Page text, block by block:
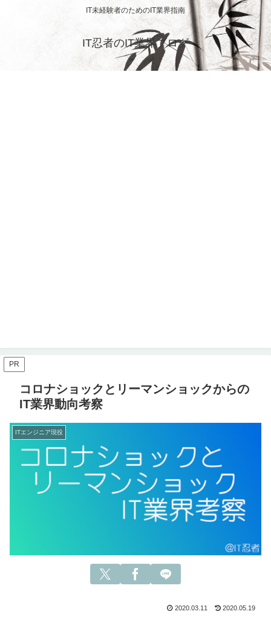
IT未経験者のためのIT業界指南
IT忍者のIT業界ブログ
PR
コロナショックとリーマンショックからの
IT業界動向考察
ITエンジニア現役
2020.03.11 2020.05.19